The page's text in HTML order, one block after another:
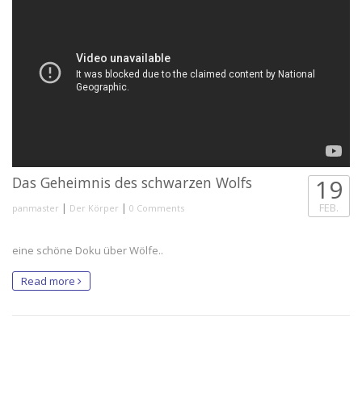
Das Geheimnis des schwarzen Wolfs
panmaster | Der Körper | 0 Comments
19
FEB.
eine schöne Doku über Wölfe..
Read more